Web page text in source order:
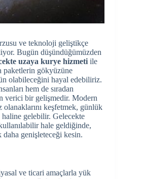
ve teknoloji geliştikçe
Bugün düşündüğümüzden
uzaya kurye hizmeti ile
paketlerin gökyüzüne
olabileceğini hayal edebiliriz.
hem de sıradan
verici bir gelişmedir. Modern
olanaklarını keşfetmek, günlük
haline gelebilir. Gelecekte
hale geldiğinde,
daha genişleteceği kesin.
ve ticari amaçlarla yük